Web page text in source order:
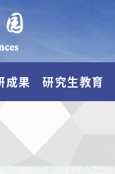
成果 研究生教育